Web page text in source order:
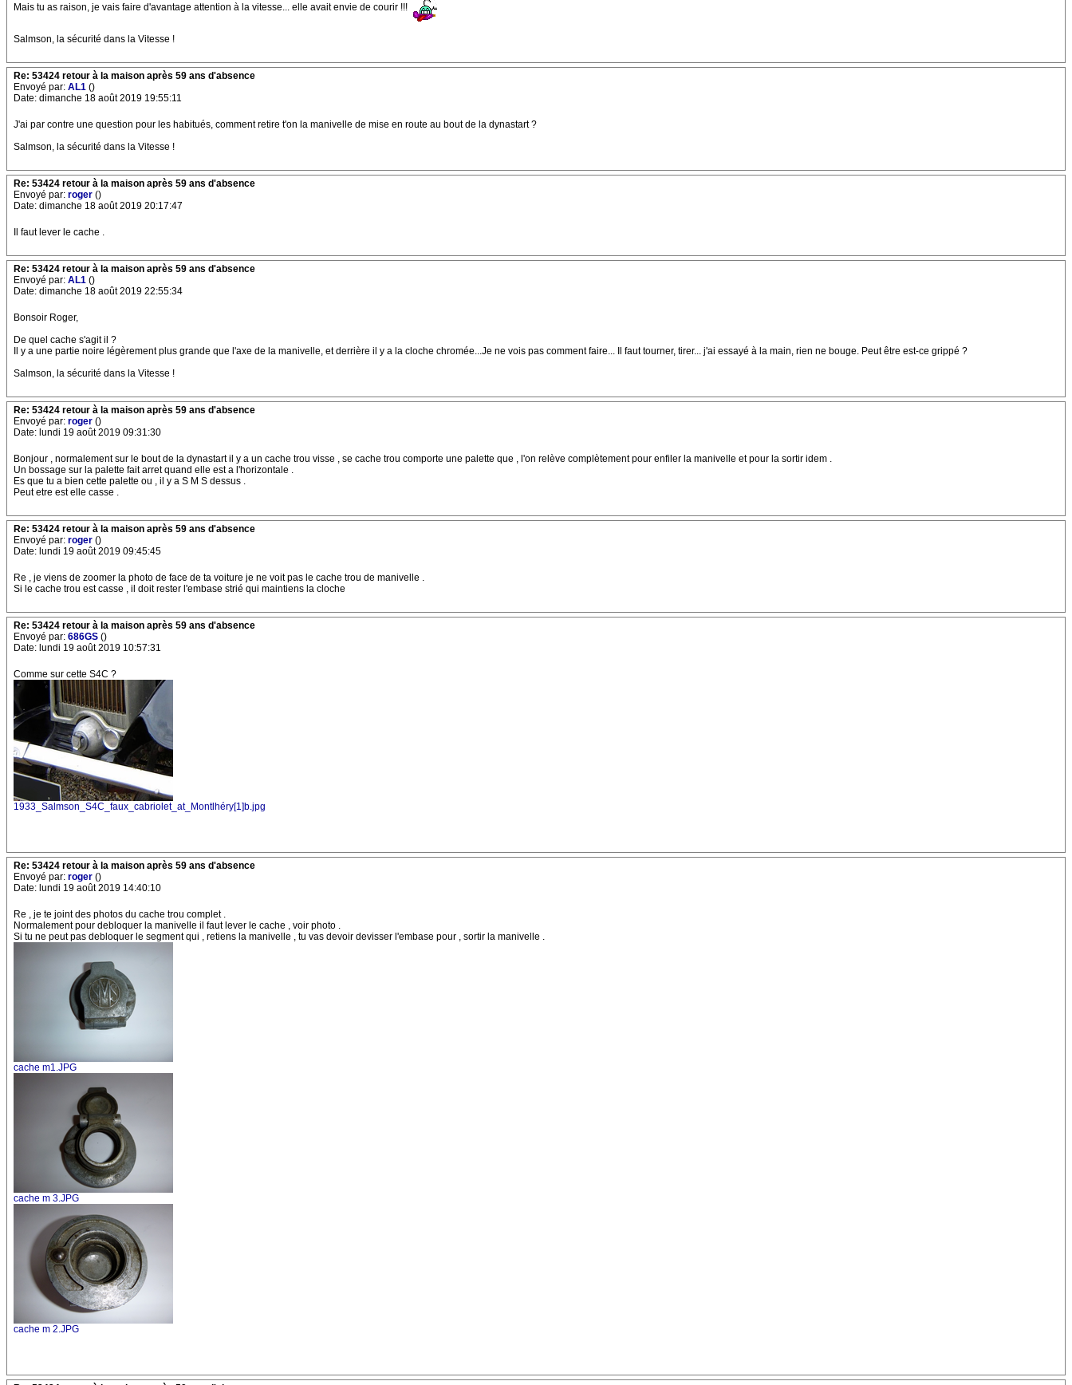
Mais tu as raison, je vais faire d'avantage attention à la vitesse... elle avait envie de courir !!!
Salmson, la sécurité dans la Vitesse !
Re: 53424 retour à la maison après 59 ans d'absence
Envoyé par: AL1 ()
Date: dimanche 18 août 2019 19:55:11
J'ai par contre une question pour les habitués, comment retire t'on la manivelle de mise en route au bout de la dynastart ?
Salmson, la sécurité dans la Vitesse !
Re: 53424 retour à la maison après 59 ans d'absence
Envoyé par: roger ()
Date: dimanche 18 août 2019 20:17:47
Il faut lever le cache .
Re: 53424 retour à la maison après 59 ans d'absence
Envoyé par: AL1 ()
Date: dimanche 18 août 2019 22:55:34
Bonsoir Roger,
De quel cache s'agit il ?
Il y a une partie noire légèrement plus grande que l'axe de la manivelle, et derrière il y a la cloche chromée...Je ne vois pas comment faire... Il faut tourner, tirer... j'ai essayé à la main, rien ne bouge. Peut être est-ce grippé ?
Salmson, la sécurité dans la Vitesse !
Re: 53424 retour à la maison après 59 ans d'absence
Envoyé par: roger ()
Date: lundi 19 août 2019 09:31:30
Bonjour , normalement sur le bout de la dynastart il y a un cache trou visse , se cache trou comporte une palette que , l'on relève complètement pour enfiler la manivelle et pour la sortir idem .
Un bossage sur la palette fait arret quand elle est a l'horizontale .
Es que tu a bien cette palette ou , il y a S M S dessus .
Peut etre est elle casse .
Re: 53424 retour à la maison après 59 ans d'absence
Envoyé par: roger ()
Date: lundi 19 août 2019 09:45:45
Re , je viens de zoomer la photo de face de ta voiture je ne voit pas le cache trou de manivelle .
Si le cache trou est casse , il doit rester l'embase strié qui maintiens la cloche
Re: 53424 retour à la maison après 59 ans d'absence
Envoyé par: 686GS ()
Date: lundi 19 août 2019 10:57:31
Comme sur cette S4C ?
1933_Salmson_S4C_faux_cabriolet_at_Montlhéry[1]b.jpg
Re: 53424 retour à la maison après 59 ans d'absence
Envoyé par: roger ()
Date: lundi 19 août 2019 14:40:10
Re , je te joint des photos du cache trou complet .
Normalement pour debloquer la manivelle il faut lever le cache , voir photo .
Si tu ne peut pas debloquer le segment qui , retiens la manivelle , tu vas devoir devisser l'embase pour , sortir la manivelle .
cache m1.JPG
cache m 3.JPG
cache m 2.JPG